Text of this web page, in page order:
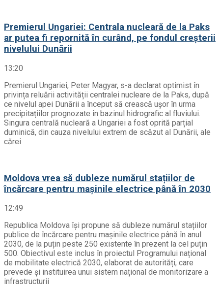
Premierul Ungariei: Centrala nucleară de la Paks
ar putea fi repornită în curând, pe fondul creșterii
nivelului Dunării
13:20
Premierul Ungariei, Peter Magyar, s-a declarat optimist în
privința reluării activității centralei nucleare de la Paks, după
ce nivelul apei Dunării a început să crească ușor în urma
precipitațiilor prognozate în bazinul hidrografic al fluviului.
Singura centrală nucleară a Ungariei a fost oprită parțial
duminică, din cauza nivelului extrem de scăzut al Dunării, ale
cărei
Moldova vrea să dubleze numărul stațiilor de
încărcare pentru mașinile electrice până în 2030
12:49
Republica Moldova își propune să dubleze numărul stațiilor
publice de încărcare pentru mașinile electrice până în anul
2030, de la puțin peste 250 existente în prezent la cel puțin
500. Obiectivul este inclus în proiectul Programului național
de mobilitate electrică 2030, elaborat de autorități, care
prevede și instituirea unui sistem național de monitorizare a
infrastructurii